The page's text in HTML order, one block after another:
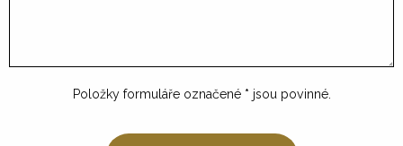
Položky formuláře označené * jsou povinné.